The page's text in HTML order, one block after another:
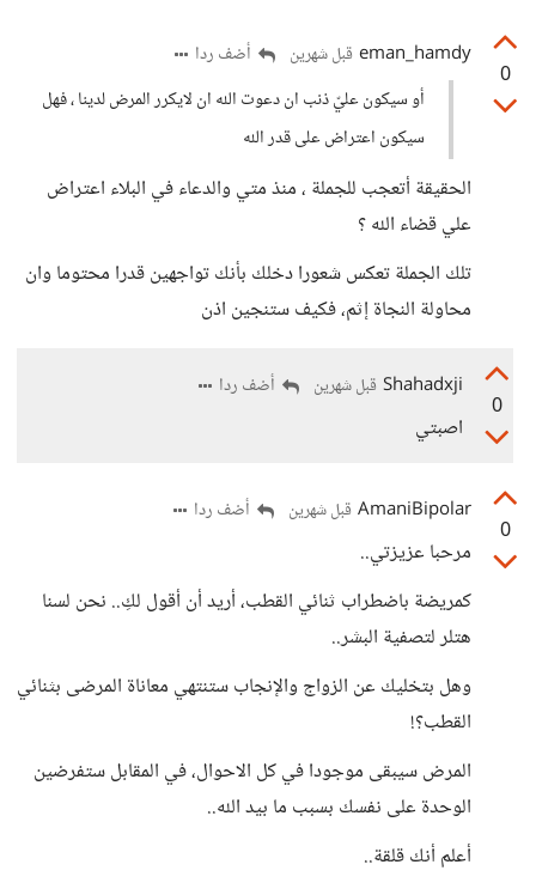
0
eman_hamdy قبل شهرين
أضف ردا
أو سيكون عليّ ذنب ان دعوت الله ان لايكرر المرض لدينا ، فهل
سيكون اعتراض على قدر الله
الحقيقة أتعجب للجملة ، منذ متي والدعاء في البلاء اعتراض
علي قضاء الله ؟
تلك الجملة تعكس شعورا دخلك بأنك تواجهين قدرا محتوما وان
محاولة النجاة إثم، فكيف ستنجين اذن
0
Shahadxji قبل شهرين أضف ردا
اصبتي
0
AmaniBipolar قبل شهرين أضف ردا
مرحبا عزيزتي..
كمريضة باضطراب ثنائي القطب، أريد أن أقول لكِ.. نحن لسنا
هتلر لتصفية البشر..
وهل بتخليك عن الزواج والإنجاب ستنتهي معاناة المرضى بثنائي
القطب؟!
المرض سيبقى موجودا في كل الاحوال، في المقابل ستفرضين
الوحدة على نفسك بسبب ما بيد الله..
أعلم أنك قلقة..